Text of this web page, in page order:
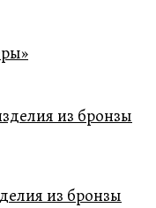
из бронзы